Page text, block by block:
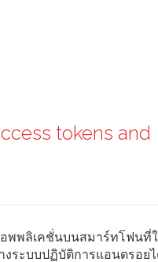
tokens and
พพลิเคชั่นบนสมาร์ทโฟนที่
ระบบปฏิบัติการแอนดรอย